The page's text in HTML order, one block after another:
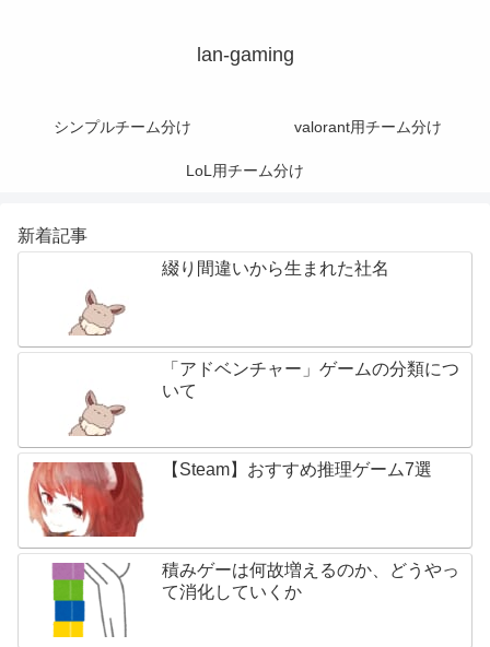
lan-gaming
シンプルチーム分け valorant用チーム分け
LoL用チーム分け
新着記事
綴り間違いから生まれた社名
「アドベンチャー」ゲームの分類につ
いて
【Steam】おすすめ推理ゲーム7選
積みゲーは何故増えるのか、どうやっ
て消化していくか